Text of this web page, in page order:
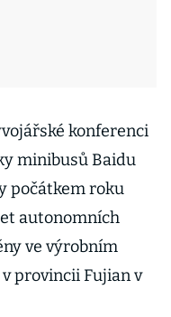
konferenci
minibusů Baidu
počátkem roku
autonomních
ve výrobním
provincii Fujian v